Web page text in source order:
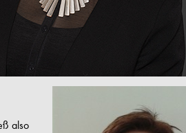
also